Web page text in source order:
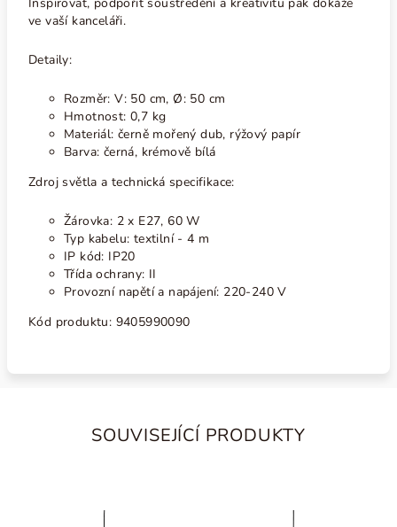
ve vaší kanceláři.
Detaily:
Rozměr:V: 50 cm, Ø: 50 cm
Hmotnost: 0,7 kg
Materiál: černě mořený dub, rýžový papír
Barva: černá, krémově bílá
Zdroj světla a technická specifikace:
Žárovka: 2 x E27, 60 W
Typ kabelu: textilní - 4 m
IP kód: IP20
Třída ochrany: II
Provozní napětí a napájení: 220-240 V
Kód produktu: 9405990090
SOUVISEJÍCÍ PRODUKTY